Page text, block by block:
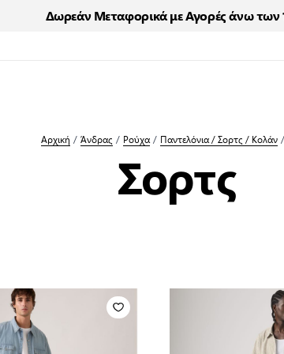
Δωρεάν Μεταφορικά με Αγορές άνω των
Αρχική / Άνδρας / Ρούχα / Παντελόνια / Σορτς / Κολάν /
Σορτς